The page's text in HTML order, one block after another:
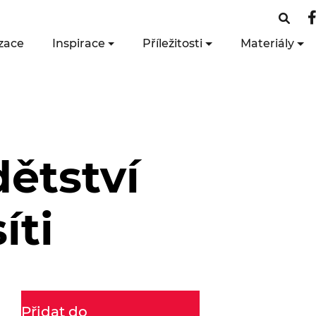
Inspirace Příležitosti Materiály
Přidat do